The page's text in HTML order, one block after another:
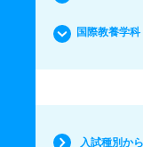
国際教養学科
入試種別か